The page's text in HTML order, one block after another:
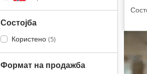
Состојба
Користено (5)
Формат на продажба